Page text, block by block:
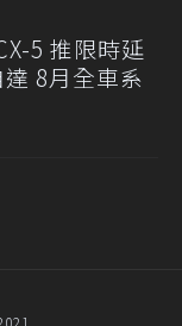
5 推限時延
8月全車系